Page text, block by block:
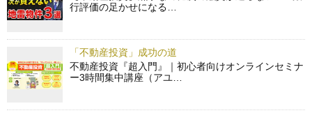
行評価の足かせになる…
「不動産投資」成功の道
不動産投資『超入門』｜初心者向けオンラインセミナ
ー3時間集中講座（アユ…